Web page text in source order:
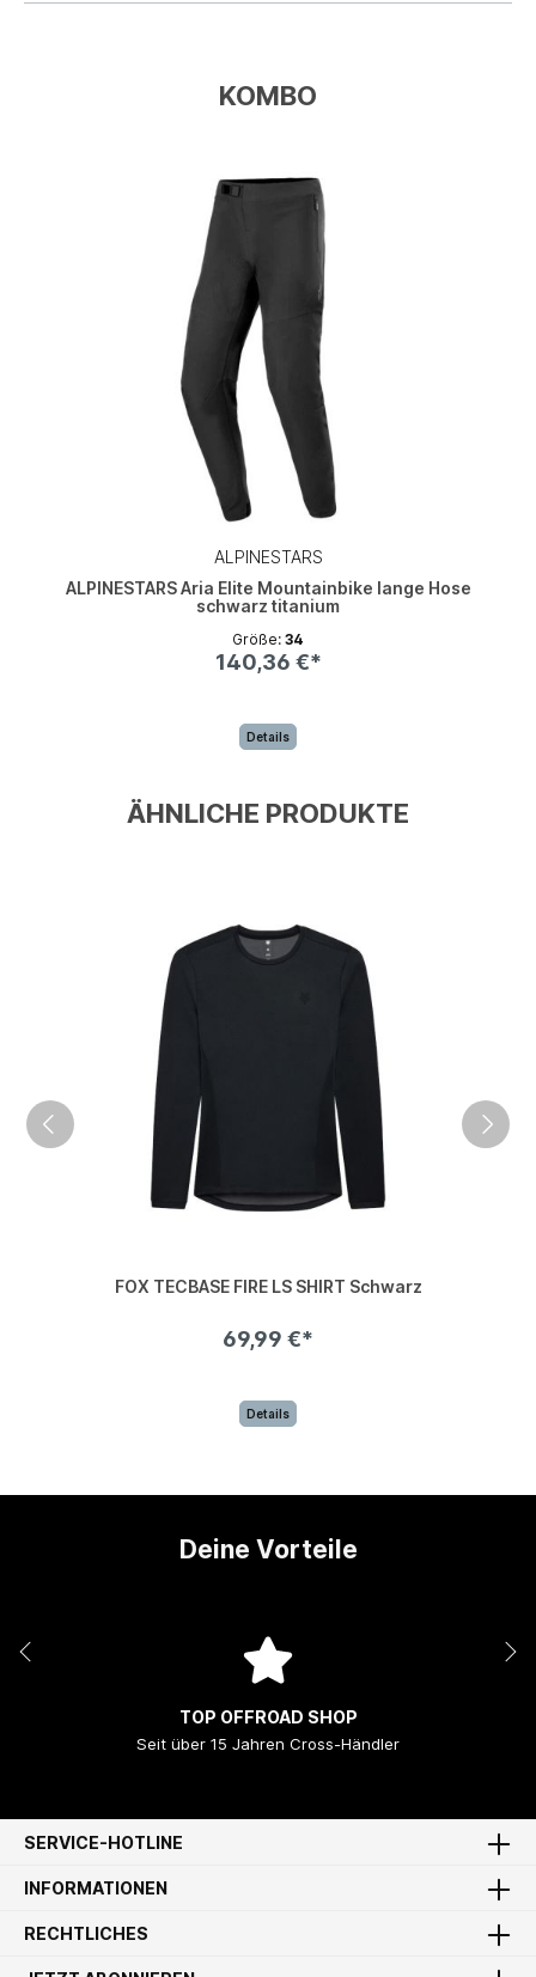
KOMBO
ALPINESTARS
ALPINESTARS Aria Elite Mountainbike lange Hose
schwarz titanium
Größe: 34
140,36 €*
Details
ÄHNLICHE PRODUKTE
FOX TECBASE FIRE LS SHIRT Schwarz
69,99 €*
Details
Deine Vorteile
TOP OFFROAD SHOP
Seit über 15 Jahren Cross-Händler
SERVICE-HOTLINE
INFORMATIONEN
RECHTLICHES